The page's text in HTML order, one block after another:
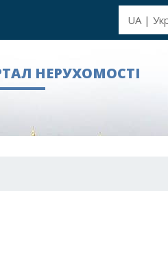
UA |
НЕРУХОМОСТІ